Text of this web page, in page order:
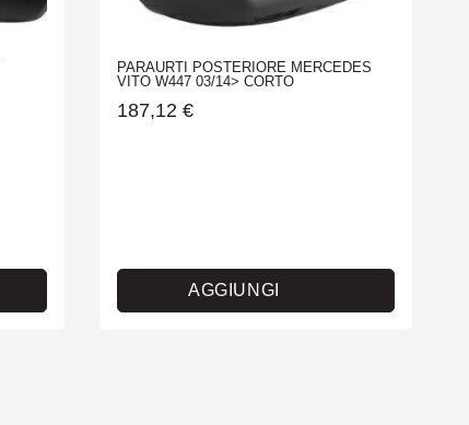
PARAURTI POSTERIORE MERCEDES
VITO W447 03/14> CORTO
187,12 €
AGGIUNGI